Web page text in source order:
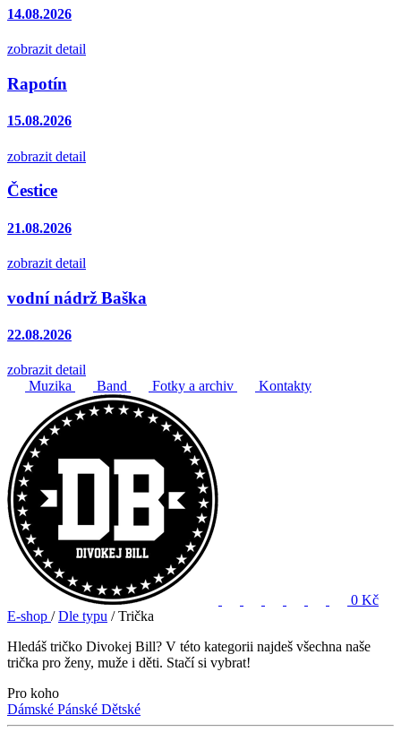
14.08.2026
zobrazit detail
Rapotín
15.08.2026
zobrazit detail
Čestice
21.08.2026
zobrazit detail
vodní nádrž Baška
22.08.2026
zobrazit detail
Muzika
Band Fotky a archiv Kontakty
0 Kč
E-shop / Dle typu / Trička
Hledáš tričko Divokej Bill? V této kategorii najdeš všechna naše
trička pro ženy, muže i děti. Stačí si vybrat!
Pro koho
Dámské Pánské Dětské